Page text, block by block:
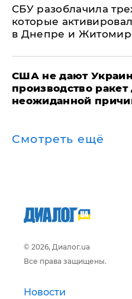
СБУ разоблачила
которые
в Днепре и
США не дают
производство
неожиданной
Смотреть ещё
© 2026, Диалог.ua
Все права защищены.
Новости